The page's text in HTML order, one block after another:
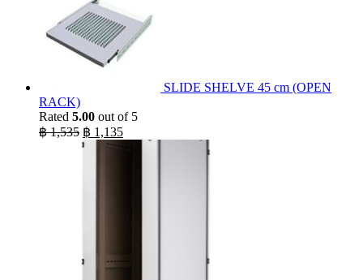
฿ 29,900.
SLIDE SHELVE 45 cm (OPEN
RACK)
Rated 5.00 out of 5
฿1,535 Original
price
฿ 1,135Current